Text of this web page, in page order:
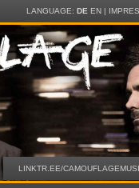
LANGUAGE: DE EN|
LINKTR.EE/